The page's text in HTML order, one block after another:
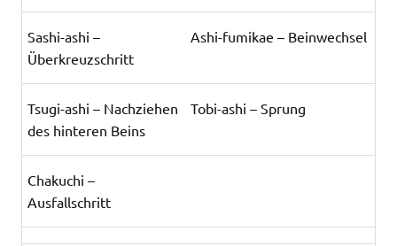
Sashi-ashi –
Überkreuzschritt
Ashi-fumikae – Beinwechsel
Tsugi-ashi – Nachziehen
des hinteren Beins
Tobi-ashi – Sprung
Chakuchi –
Ausfallschritt